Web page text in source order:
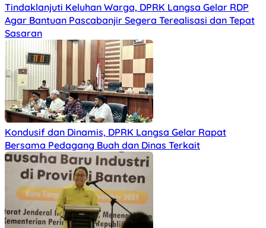
Tindaklanjuti Keluhan Warga, DPRK Langsa Gelar RDP
Agar Bantuan Pascabanjir Segera Terealisasi dan Tepat
Sasaran
Kondusif dan Dinamis, DPRK Langsa Gelar Rapat
Bersama Pedagang Buah dan Dinas Terkait